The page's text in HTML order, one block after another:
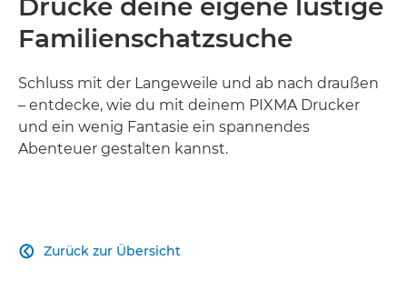
Drucke deine eigene lustige
Familienschatzsuche
Schluss mit der Langeweile und ab nach draußen
– entdecke, wie du mit deinem PIXMA Drucker
und ein wenig Fantasie ein spannendes
Abenteuer gestalten kannst.
Zurück zur Übersicht
